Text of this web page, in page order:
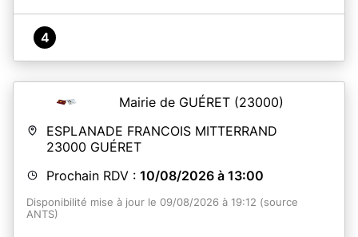
4
Mairie de GUÉRET (23000)
ESPLANADE FRANCOIS MITTERRAND
23000 GUÉRET
Prochain RDV : 10/08/2026 à 13:00
Disponibilité mise à jour le 09/08/2026 à 19:12 (source
ANTS)